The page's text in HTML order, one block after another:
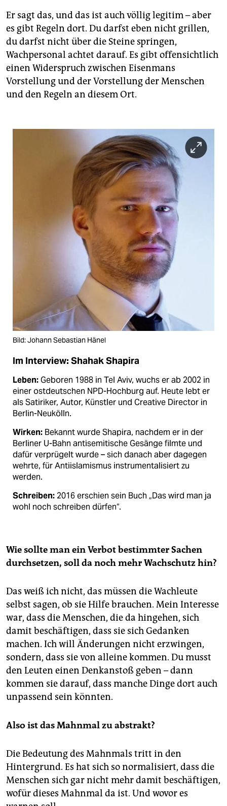
Er sagt das, und das ist auch völlig legitim – aber
es gibt Regeln dort. Du darfst eben nicht grillen,
du darfst nicht über die Steine springen,
Wachpersonal achtet darauf. Es gibt offensichtlich
einen Widerspruch zwischen Eisenmans
Vorstellung und der Vorstellung der Menschen
und den Regeln an diesem Ort.
Bild: Johann Sebastian Hänel
Im Interview: Shahak Shapira
Leben:Geboren 1988 in Tel Aviv, wuchs er ab 2002 in
einer ostdeutschen NPD-Hochburg auf. Heute lebt er
als Satiriker, Autor, Künstler und Creative Director in
Berlin-Neukölln.
Wirken: Bekannt wurde Shapira, nachdem er in der
Berliner U-Bahn antisemitische Gesänge filmte und
dafür verprügelt wurde – sich danach aber dagegen
wehrte, für Antiislamismus instrumentalisiert zu
werden.
Schreiben: 2016 erschien sein Buch „Das wird man ja
wohl noch schreiben dürfen“.
Wie sollte man ein Verbot bestimmter Sachen
durchsetzen, soll da noch mehr Wachschutz hin?
Das weiß ich nicht, das müssen die Wachleute
selbst sagen, ob sie Hilfe brauchen. Mein Interesse
war, dass die Menschen, die da hingehen, sich
damit beschäftigen, dass sie sich Gedanken
machen. Ich will Änderungen nicht erzwingen,
sondern, dass sie von alleine kommen. Du musst
den Leuten einen Denkanstoß geben – dann
kommen sie darauf, dass manche Dinge dort auch
unpassend sein könnten.
Also ist das Mahnmal zu ­abstrakt?
Die Bedeutung des Mahnmals tritt in den
Hintergrund. Es hat sich so normalisiert, dass die
Menschen sich gar nicht mehr damit beschäftigen,
wofür dieses Mahnmal da ist. Und wovor es